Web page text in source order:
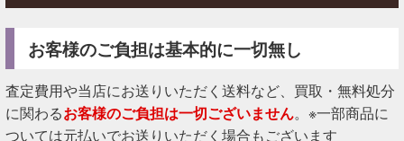
お客様のご負担は基本的に一切無し
査定費用や当店にお送りいただく送料など、買取・無料処分
に関わるお客様のご負担は一切ございません。※一部商品に
ついては元払いでお送りいただく場合もございます